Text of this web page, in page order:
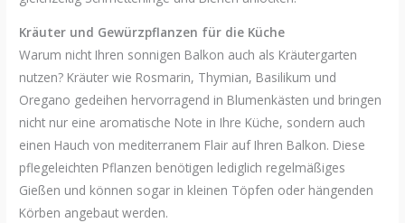
Kräuter und Gewürzpflanzen für die Küche
Warum nicht Ihren sonnigen Balkon auch als Kräutergarten
nutzen? Kräuter wie Rosmarin, Thymian, Basilikum und
Oregano gedeihen hervorragend in Blumenkästen und bringen
nicht nur eine aromatische Note in Ihre Küche, sondern auch
einen Hauch von mediterranem Flair auf Ihren Balkon. Diese
pflegeleichten Pflanzen benötigen lediglich regelmäßiges
Gießen und können sogar in kleinen Töpfen oder hängenden
Körben angebaut werden.